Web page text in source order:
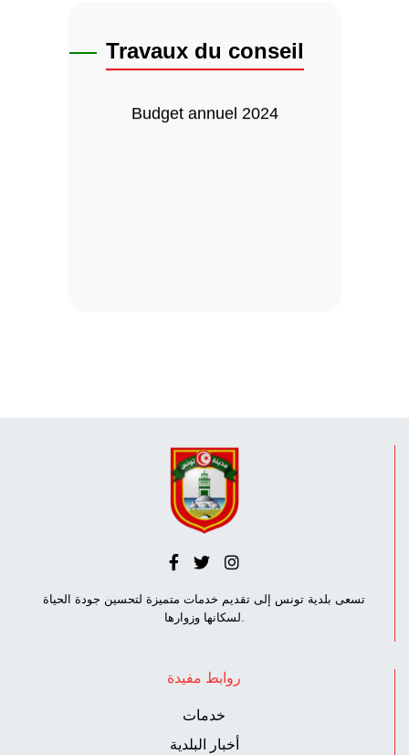
Travaux du conseil
Budget annuel 2024
تسعى بلدية تونس إلى تقديم خدمات متميزة لتحسين جودة الحياة
روابط مفيدة
خدمات
أخبار البلدية